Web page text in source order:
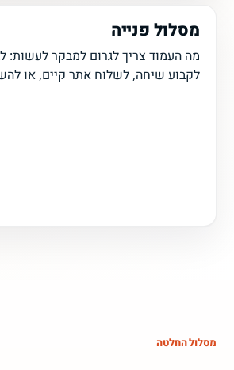
מסלול פנייה
מה העמוד צריך לגרום למבקר לעשות:
לקבוע שיחה, לשלוח אתר קיים, או
מסלול החלטה